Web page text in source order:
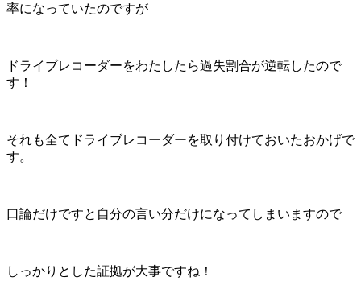
率になっていたのですが
ドライブレコーダーをわたしたら過失割合が逆転したので
す！
それも全てドライブレコーダーを取り付けておいたおかげで
す。
口論だけですと自分の言い分だけになってしまいますので
しっかりとした証拠が大事ですね！